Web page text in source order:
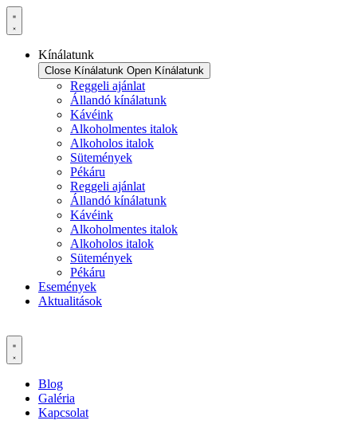
Ugrás
Kínálatunk
Close Kínálatunk Open Kínálatunk
Reggeli ajánlat
Állandó kínálatunk
Kávéink
Alkoholmentes italok
Alkoholos italok
Sütemények
Pékáru
Reggeli ajánlat
Állandó kínálatunk
Kávéink
Alkoholmentes italok
Alkoholos italok
Sütemények
Pékáru
Események
Aktualitások
Blog
Galéria
Kapcsolat